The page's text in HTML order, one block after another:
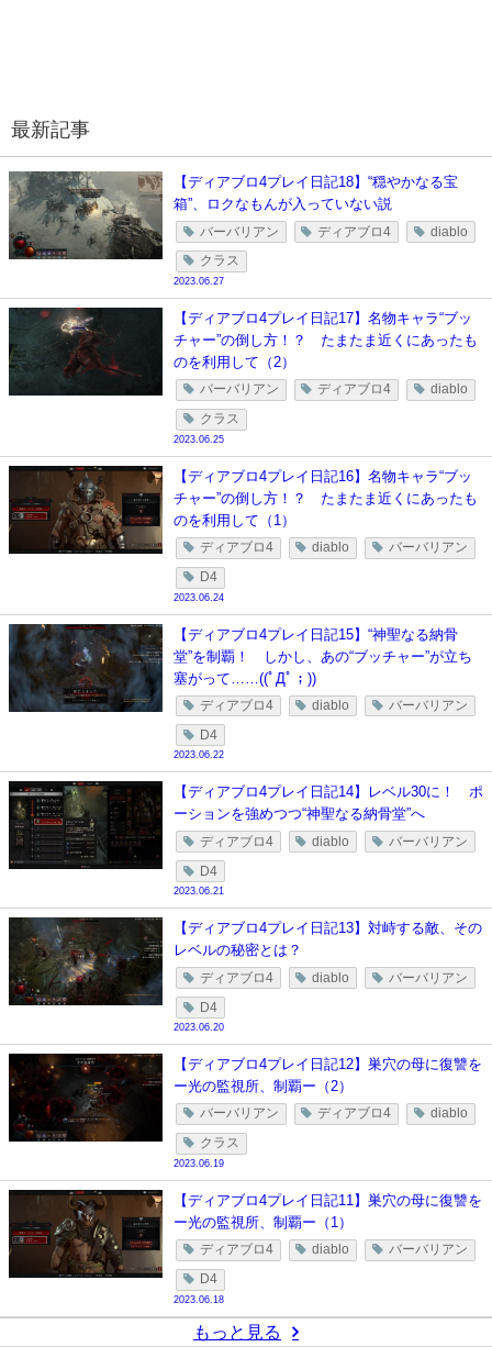
最新記事
【ディアブロ4プレイ日記18】“穏やかなる宝
箱”、ロクなもんが入っていない説
バーバリアン ディアブロ4 diablo
クラス
2023.06.27
【ディアブロ4プレイ日記17】名物キャラ“ブッ
チャー”の倒し方！？ たまたま近くにあったも
のを利用して（2）
バーバリアン ディアブロ4 diablo
クラス
2023.06.25
【ディアブロ4プレイ日記16】名物キャラ“ブッ
チャー”の倒し方！？ たまたま近くにあったも
のを利用して（1）
ディアブロ4 diablo バーバリアン
D4
2023.06.24
【ディアブロ4プレイ日記15】“神聖なる納骨
堂”を制覇！ しかし、あの“ブッチャー”が立ち
塞がって……((ﾟДﾟ；))
ディアブロ4 diablo バーバリアン
D4
2023.06.22
【ディアブロ4プレイ日記14】レベル30に！ ポ
ーションを強めつつ“神聖なる納骨堂”へ
ディアブロ4 diablo バーバリアン
D4
2023.06.21
【ディアブロ4プレイ日記13】対峙する敵、その
レベルの秘密とは？
ディアブロ4 diablo バーバリアン
D4
2023.06.20
【ディアブロ4プレイ日記12】巣穴の母に復讐を
ー光の監視所、制覇ー（2）
バーバリアン ディアブロ4 diablo
クラス
2023.06.19
【ディアブロ4プレイ日記11】巣穴の母に復讐を
ー光の監視所、制覇ー（1）
ディアブロ4 diablo バーバリアン
D4
2023.06.18
もっと見る